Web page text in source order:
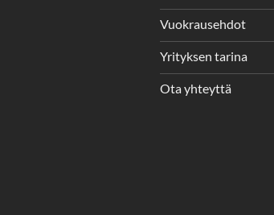
Vuokrausehdot
Yrityksen tarina
Ota yhteyttä